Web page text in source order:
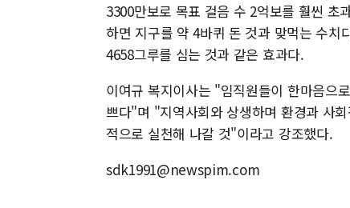
3300만보로 목표 걸음 수 2억보를 훨씬 초
하면 지구를 약 4바퀴 돈 것과 맞먹는 수
4658그루를 심는 것과 같은 효과다.
이여규 복지이사는 "임직원들이 한마음으
쁘다"며 "지역사회와 상생하며 환경과 사
적으로 실천해 나갈 것"이라고 강조했다.
sdk1991@newspim.com